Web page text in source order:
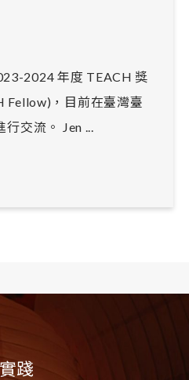
2024 年度 TEACH 獎
Fellow)，目前在臺灣臺
交流。 Jen ...
踐